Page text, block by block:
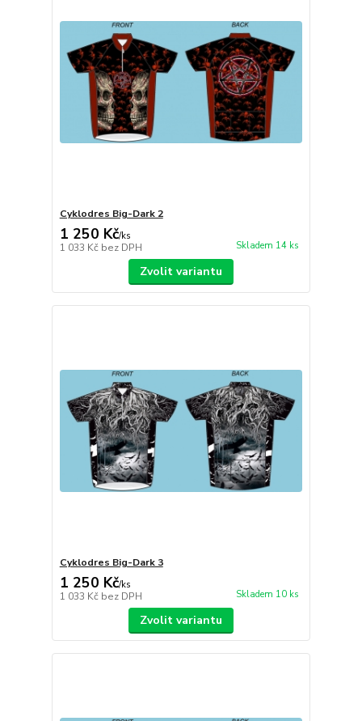
Cyklodres Big-Dark 2
1 250 Kč/ks
1 033 Kč bez DPH Skladem 14 ks
Zvolit variantu
Cyklodres Big-Dark 3
1 250 Kč/ks
1 033 Kč bez DPH Skladem 10 ks
Zvolit variantu